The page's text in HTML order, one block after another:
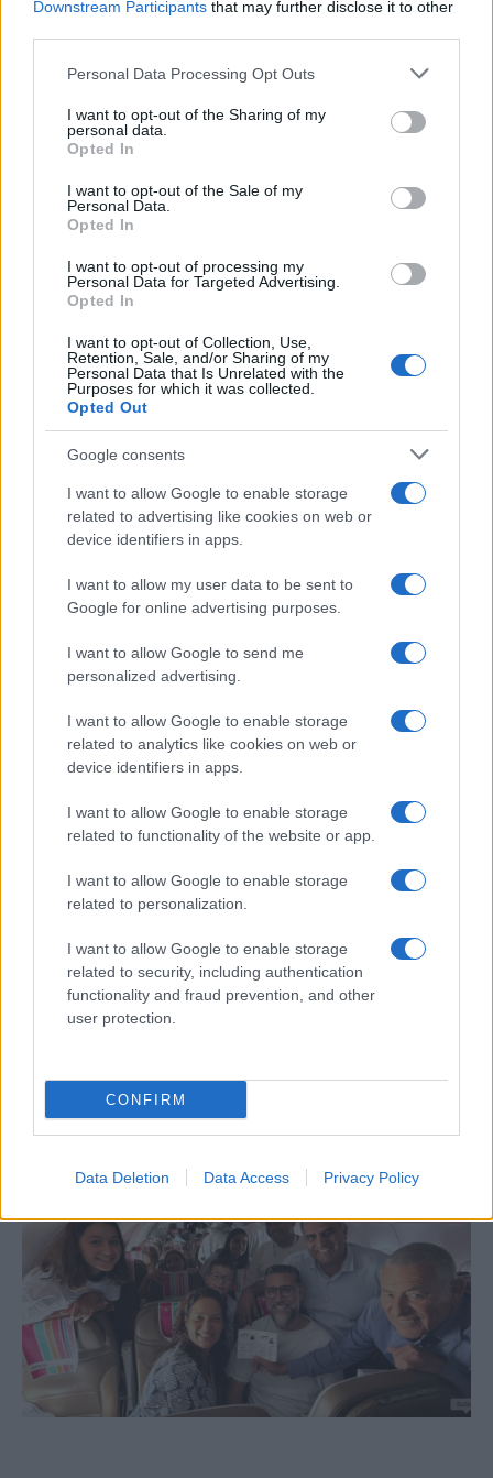
Downstream Participants that may further disclose it to other
Please note that this website/app uses one or more Google
not limited to your visit or usage behaviour. You may click to
grant or deny consent to Google and its third-party tags to
use your data for below specified purposes in below Google
consent section.
Personal Data Processing Opt Outs
I want to opt-out of the Sharing of my
personal data.
Opted In
I want to opt-out of the Sale of my
Personal Data.
Opted In
I want to opt-out of processing my
Personal Data for Targeted Advertising.
Opted In
I want to opt-out of Collection, Use,
Retention, Sale, and/or Sharing of my
Personal Data that Is Unrelated with the
Purposes for which it was collected.
Opted Out
Google consents
I want to allow Google to enable storage
related to advertising like cookies on web or
device identifiers in apps.
I want to allow my user data to be sent to
Google for online advertising purposes.
I want to allow Google to send me
personalized advertising.
I want to allow Google to enable storage
related to analytics like cookies on web or
device identifiers in apps.
I want to allow Google to enable storage
related to functionality of the website or app.
I want to allow Google to enable storage
related to personalization.
I want to allow Google to enable storage
related to security, including authentication
functionality and fraud prevention, and other
user protection.
CONFIRM
Data Deletion Data Access Privacy Policy
kongresszusi vizsgálatok hamis, elfogult
jelentésekre támaszkodtak, amelyeknek nincs
ténybeli alapja. Ezt egyértelművé tettük
mindenki számára, aki felvette velünk a
kapcsolatot. Azok, akik továbbra is hamis
információkat terjesztenek vagy osztanak
meg szervezetünkről vagy tagjainkról, még
„kommentár” ürügyével is, jogi lépésekkel és
az ebből eredő költségekért való
felelősséggel kell számolniuk.”
„El tudják ezt hinni? Látják,
mivel kellett szembenéznie
kormányunknak a bírósági
reform elleni tüntetések során?
Egy milliárd dolláros
kampánnyal!
És ez még a teljes mértékben elkötelezett
baloldali média mellett. Csoda, hogy az izraeli
nép bölcsebb és erősebb, mint amit a baloldal
gondol róla.” – kommentálta a hírt Bezalel
Szmotrics izraeli pénzügyminiszter.
Világbotrány: milliárdos lett egy
dollárokból
Gázai guruló dollárok: százmilliókat
kaphatott Amerikából a Hamász